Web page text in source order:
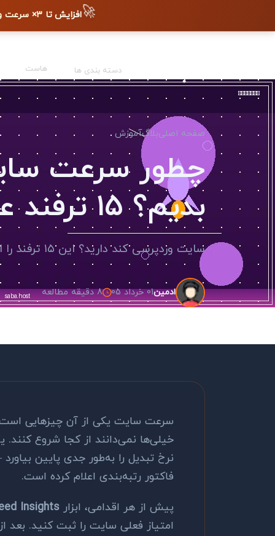
🚀افزایش تا ۳× سرعت وب‌سایت + دیده شدن در گوگل
دسته بندی ها هاست
صفحه اصلیبلاگآموزش
چطور سرعت
بدیم؟ ۱۵ ترفند عملی
سایت وردپرسی کند دارید؟ این ۱۵ ترفند را امتحان کنید تا سرعت سایتتان را چند برابر کنید.
ادمین01 خرداد 05 8 دقیقه مطالعه
سرعت سایت یکی از آن چیزهایی
خیلی‌ها نمی‌دانند از کجا شروع کنند.
نرخ تبدیل را به‌طور جدی پایین
فاکتور رتبه‌بندی اعلام کرده است.
پیش از هر اقدامی، ابزار Insights
امتیاز فعلی سایت را ثبت کنید. بعد